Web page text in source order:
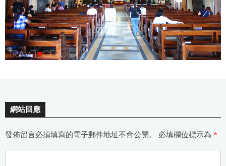
網站回應
發佈留言必須填寫的電子郵件地址不會公開。 必填欄位標示為 *